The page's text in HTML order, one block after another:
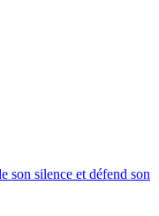
son silence et défend son